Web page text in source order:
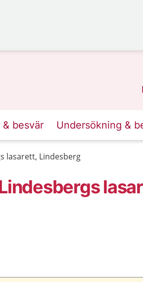
& besvär Undersökning &
lasarett, Lindesberg